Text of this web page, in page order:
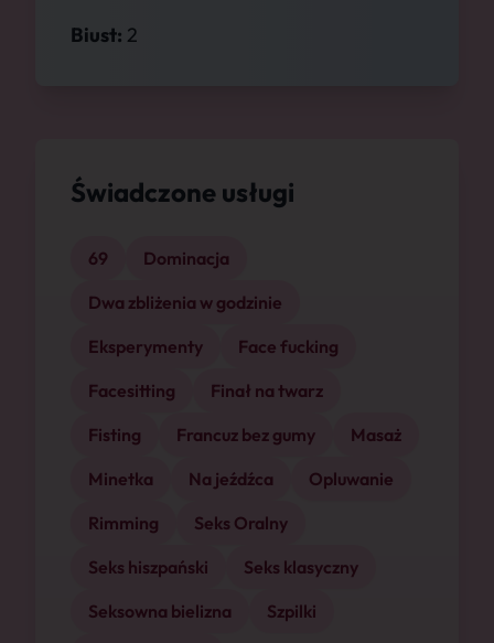
Biust: 2
Świadczone usługi
69
Dominacja
Dwa zbliżenia w godzinie
Eksperymenty
Face fucking
Facesitting
Finał na twarz
Fisting
Francuz bez gumy
Masaż
Minetka
Na jeźdźca
Opluwanie
Rimming
Seks Oralny
Seks hiszpański
Seks klasyczny
Seksowna bielizna
Szpilki